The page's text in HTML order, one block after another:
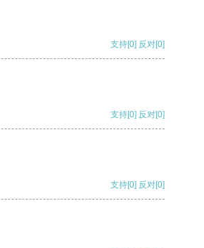
支持[0] 反对[0]
支持[0] 反对[0]
支持[0] 反对[0]